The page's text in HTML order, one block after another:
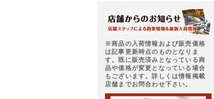
※商品の入荷情報および販売価格
は記事更新時点のものとなりま
す。既に販売済みとなっている商
品や価格が変更となっている場合
もございます。詳しくは情報掲載
店舗までお問合わせ下さい。